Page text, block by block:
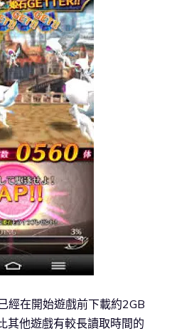
經在開始遊戲前下載約2GB
其他遊戲有較長讀取時間的